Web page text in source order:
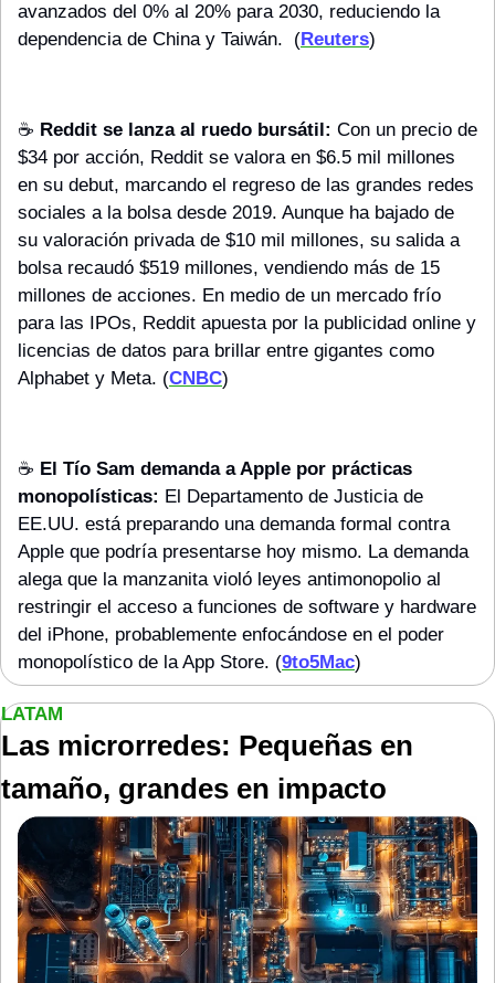
avanzados del 0% al 20% para 2030, reduciendo la
dependencia de China y Taiwán.  (Reuters)
☕️ Reddit se lanza al ruedo bursátil: Con un precio de
$34 por acción, Reddit se valora en $6.5 mil millones
en su debut, marcando el regreso de las grandes redes
sociales a la bolsa desde 2019. Aunque ha bajado de
su valoración privada de $10 mil millones, su salida a
bolsa recaudó $519 millones, vendiendo más de 15
millones de acciones. En medio de un mercado frío
para las IPOs, Reddit apuesta por la publicidad online y
licencias de datos para brillar entre gigantes como
Alphabet y Meta. (CNBC)
☕️ El Tío Sam demanda a Apple por prácticas
monopolísticas: El Departamento de Justicia de
EE.UU. está preparando una demanda formal contra
Apple que podría presentarse hoy mismo. La demanda
alega que la manzanita violó leyes antimonopolio al
restringir el acceso a funciones de software y hardware
del iPhone, probablemente enfocándose en el poder
monopolístico de la App Store. (9to5Mac)
LATAM
Las microrredes: Pequeñas en
tamaño, grandes en impacto